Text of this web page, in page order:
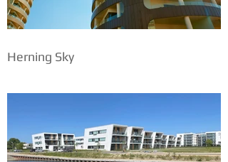
Herning Sky